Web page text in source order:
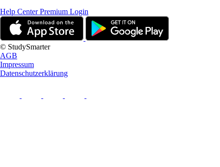
Help CenterPremium Login
© StudySmarter
AGB
Impressum
Datenschutzerklärung